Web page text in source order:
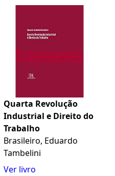
Quarta Revolução
Industrial e Direito do
Trabalho
Brasileiro, Eduardo
Tambelini
Ver livro